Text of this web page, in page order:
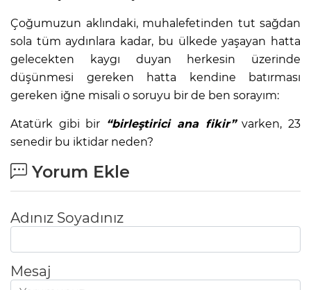
Çoğumuzun aklındaki, muhalefetinden tut sağdan
sola tüm aydınlara kadar, bu ülkede yaşayan hatta
gelecekten kaygı duyan herkesin üzerinde
düşünmesi gereken hatta kendine batırması
gereken iğne misali o soruyu bir de ben sorayım:
Atatürk gibi bir “birleştirici ana fikir”varken, 23
senedir bu iktidar neden?
Yorum Ekle
Adınız Soyadınız
Mesaj